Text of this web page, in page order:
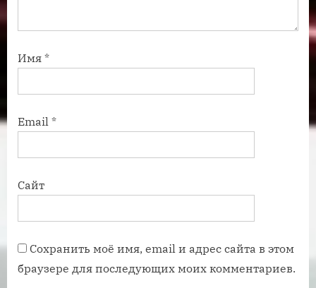
Имя *
Email *
Сайт
Сохранить моё имя, email и адрес сайта в этом
браузере для последующих моих комментариев.